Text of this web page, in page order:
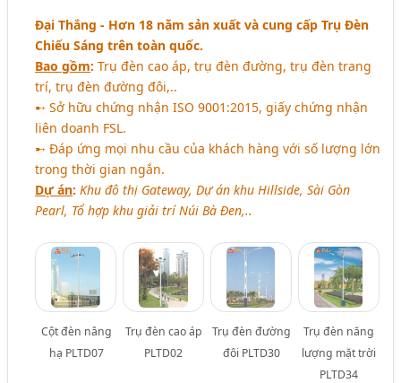
Đại Thắng - Hơn 18 năm sản xuất và cung cấp Trụ Đèn
Chiếu Sáng trên toàn quốc.
Bao gồm: Trụ đèn cao áp, trụ đèn đường, trụ đèn trang
trí, trụ đèn đường đôi,..
➸ Sở hữu chứng nhận ISO 9001:2015, giấy chứng nhận
liên doanh FSL.
➸ Đáp ứng mọi nhu cầu của khách hàng với số lượng lớn
trong thời gian ngắn.
Dự án: Khu đô thị Gateway, Dự án khu Hillside, Sài Gòn
Pearl, Tổ hợp khu giải trí Núi Bà Đen,..
Cột đèn nâng
hạ PLTD07
Trụ đèn cao áp
PLTD02
Trụ đèn đường
đôi PLTD30
Trụ đèn năng
lượng mặt trời
PLTD34